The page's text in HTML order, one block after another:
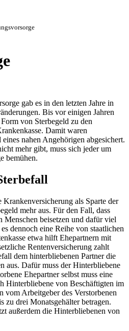
gab es in den letzten Jahre in
Bis vor einigen Jahren
von Sterbegeld zu den
Damit waren
nahen Angehörigen abgesichert.
mehr gibt, muss sich jeder um
bemühen.
Krankenversicherung als Sparte der
mehr aus. Für den Fall, dass
Menschen beisetzen und dafür viel
dennoch eine Reihe von staatlichen
etwa hilft Ehepartnern mit
Rentenversicherung zahlt
dem hinterbliebenen Partner die
aus. Dafür muss der Hinterbliebene
Ehepartner selbst muss eine
Hinterbliebene von Beschäftigten im
vom Arbeitgeber des Verstorbenen
zu drei Monatsgehälter betragen.
außerdem die Hinterbliebenen von